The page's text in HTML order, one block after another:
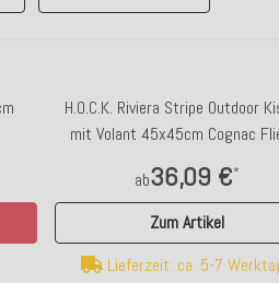
H.O.C.K. Riviera Stripe Outdoor
mit Volant 45x45cm Cognac
ab36,09 €*
Zum Artikel
Lieferzeit: ca. 5-7